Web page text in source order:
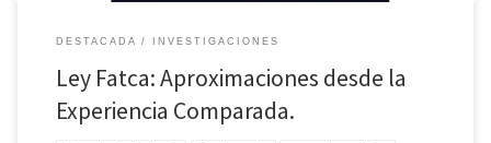
DESTACADA INVESTIGACIONES
Ley Fatca: Aproximaciones desde la
Experiencia Comparada.